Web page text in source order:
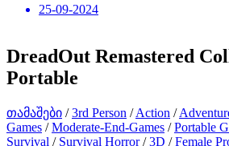
25-09-2024
DreadOut Remastered
Portable
თამაშები /3rd Person /Action /
Games /Moderate-End-Games /Portable
Survival / Survival Horror/3D /Female